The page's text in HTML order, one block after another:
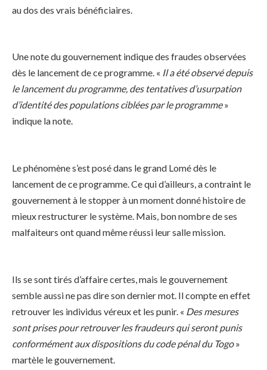
au dos des vrais bénéficiaires.
Une note du gouvernement indique des fraudes observées
dès le lancement de ce programme. « Il a été observé depuis
le lancement du programme, des tentatives d’usurpation
d’identité des populations ciblées par le programme»
indique la note.
Le phénomène s’est posé dans le grand Lomé dès le
lancement de ce programme. Ce qui d’ailleurs, a contraint le
gouvernement à le stopper à un moment donné histoire de
mieux restructurer le système. Mais, bon nombre de ses
malfaiteurs ont quand même réussi leur salle mission.
Ils se sont tirés d’affaire certes, mais le gouvernement
semble aussi ne pas dire son dernier mot. Il compte en effet
retrouver les individus véreux et les punir. « Des mesures
sont prises pour retrouver les fraudeurs qui seront punis
conformément aux dispositions du code pénal du Togo»
martèle le gouvernement.